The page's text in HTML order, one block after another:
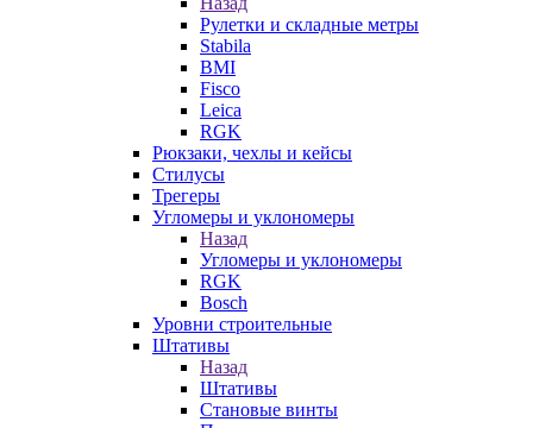
Рулетки и складные метры
Stabila
BMI
Fisco
Leica
RGK
Рюкзаки, чехлы и кейсы
Стилусы
Трегеры
Угломеры и уклономеры
Назад
Угломеры и уклономеры
RGK
Bosch
Уровни строительные
Штативы
Назад
Штативы
Становые винты